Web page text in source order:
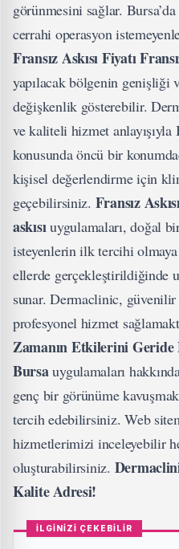
görünmesini sağlar. Bursa’da
cerrahi operasyon
Fransız Askısı Fiyatı
yapılacak bölgenin genişliği
değişkenlik gösterebilir.
ve kaliteli hizmet anlayışıyla
konusunda öncü bir
kişisel değerlendirme için
geçebilirsiniz. Fransız
askısıuygulamaları, doğal
isteyenlerin ilk tercihi
ellerde gerçekleştirildiğinde
sunar. Dermaclinic,
profesyonel hizmet
Zamanın Etkilerini Geride
Bursauygulamaları
genç bir görünüme
tercih edebilirsiniz. Web
hizmetlerimizi inceleyebilir
oluşturabilirsiniz.
Kalite Adresi!
İLGİNİZİ ÇEKEBİLİR